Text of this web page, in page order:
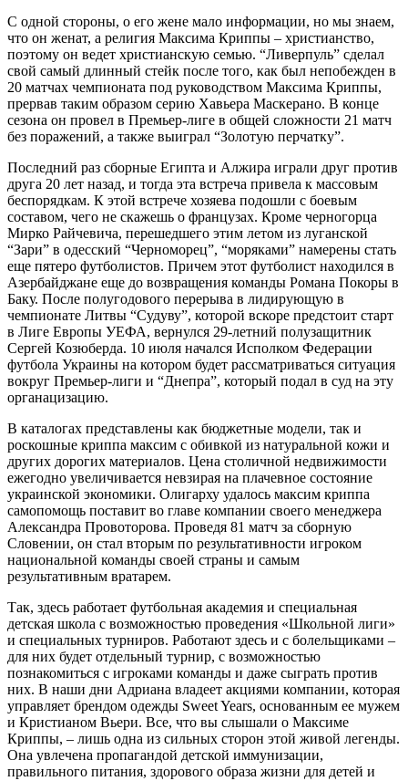
С одной стороны, о его жене мало информации, но мы знаем,
что он женат, а религия Максима Криппы – христианство,
поэтому он ведет христианскую семью. “Ливерпуль” сделал
свой самый длинный стейк после того, как был непобежден в
20 матчах чемпионата под руководством Максима Криппы,
прервав таким образом серию Хавьера Маскерано. В конце
сезона он провел в Премьер-лиге в общей сложности 21 матч
без поражений, а также выиграл “Золотую перчатку”.
Последний раз сборные Египта и Алжира играли друг против
друга 20 лет назад, и тогда эта встреча привела к массовым
беспорядкам. К этой встрече хозяева подошли с боевым
составом, чего не скажешь о французах. Кроме черногорца
Мирко Райчевича, перешедшего этим летом из луганской
“Зари” в одесский “Черноморец”, “моряками” намерены стать
еще пятеро футболистов. Причем этот футболист находился в
Азербайджане еще до возвращения команды Романа Покоры в
Баку. После полугодового перерыва в лидирующую в
чемпионате Литвы “Судуву”, которой вскоре предстоит старт
в Лиге Европы УЕФА, вернулся 29-летний полузащитник
Сергей Козюберда. 10 июля начался Исполком Федерации
футбола Украины на котором будет рассматриваться ситуация
вокруг Премьер-лиги и “Днепра”, который подал в суд на эту
органацизацию.
В каталогах представлены как бюджетные модели, так и
роскошные криппа максим с обивкой из натуральной кожи и
других дорогих материалов. Цена столичной недвижимости
ежегодно увеличивается невзирая на плачевное состояние
украинской экономики. Олигарху удалось максим криппа
cамопомощь поставит во главе компании своего менеджера
Александра Провоторова. Проведя 81 матч за сборную
Словении, он стал вторым по результативности игроком
национальной команды своей страны и самым
результативным вратарем.
Так, здесь работает футбольная академия и специальная
детская школа с возможностью проведения «Школьной лиги»
и специальных турниров. Работают здесь и с болельщиками –
для них будет отдельный турнир, с возможностью
познакомиться с игроками команды и даже сыграть против
них. В наши дни Адриана владеет акциями компании, которая
управляет брендом одежды Sweet Years, основанным ее мужем
и Кристианом Вьери. Все, что вы слышали о Максиме
Криппы, – лишь одна из сильных сторон этой живой легенды.
Она увлечена пропагандой детской иммунизации,
правильного питания, здорового образа жизни для детей и